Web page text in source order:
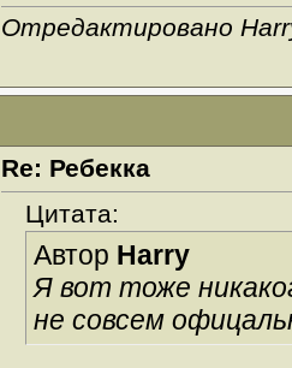
Отредактировано
Re: Ребекка
Цитата:
Автор Harry
Я вот тоже
не совсем